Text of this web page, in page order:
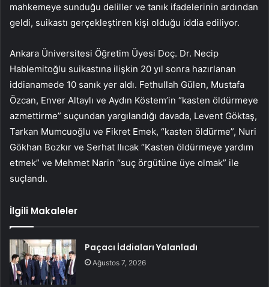
mahkemeye sunduğu deliller ve tanık ifadelerinin ardından
geldi, suikastı gerçekleştiren kişi olduğu iddia ediliyor.
Ankara Üniversitesi Öğretim Üyesi Doç. Dr. Necip
Hablemitoğlu suikastına ilişkin 20 yıl sonra hazırlanan
iddianamede 10 sanık yer aldı. Fethullah Gülen, Mustafa
Özcan, Enver Altaylı ve Aydın Köstem’in “kasten öldürmeye
azmettirme” suçundan yargılandığı davada, Levent Göktaş,
Tarkan Mumcuoğlu ve Fikret Emek, “kasten öldürme”, Nuri
Gökhan Bozkır ve Serhat Ilıcak “Kasten öldürmeye yardım
etmek” ve Mehmet Narin “suç örgütüne üye olmak” ile
suçlandı.
İlgili Makaleler
Paçacı İddiaları Yalanladı
Ağustos 7, 2026